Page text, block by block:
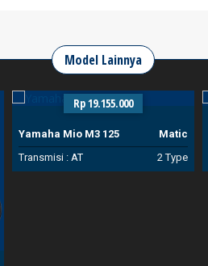
Model Lainnya
Rp 19.155.000
Yamaha Mio M3 125
Matic
Transmisi : AT 2 Type